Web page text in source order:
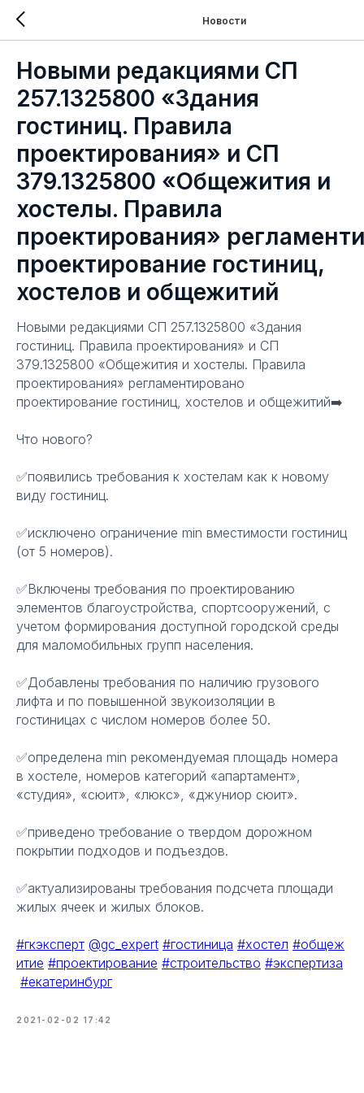
Новости
Новыми редакциями СП
257.1325800 «Здания
гостиниц. Правила
проектирования» и СП
379.1325800 «Общежития и
хостелы. Правила
проектирования»
проектирование гостиниц,
хостелов и общежитий
Новыми редакциями СП 257.1325800 «Здания
гостиниц. Правила проектирования» и СП
379.1325800 «Общежития и хостелы. Правила
проектирования» регламентировано
проектирование гостиниц, хостелов и общежитий➡️
Что нового?
✅появились требования к хостелам как к новому
виду гостиниц.
✅исключено ограничение min вместимости гостиниц
(от 5 номеров).
✅Включены требования по проектированию
элементов благоустройства, спортсооружений, с
учетом формирования доступной городской среды
для маломобильных групп населения.
✅Добавлены требования по наличию грузового
лифта и по повышенной звукоизоляции в
гостиницах с числом номеров более 50.
✅определена min рекомендуемая площадь номера
в хостеле, номеров категорий «апартамент»,
«студия», «сюит», «люкс», «джуниор сюит».
✅приведено требование о твердом дорожном
покрытии подходов и подъездов.
✅актуализированы требования подсчета площади
жилых ячеек и жилых блоков.
#гкэксперт @gc_expert #гостиница #хостел #общеж
итие #проектирование #строительство #экспертиза
#екатеринбург
2021-02-02 17:42